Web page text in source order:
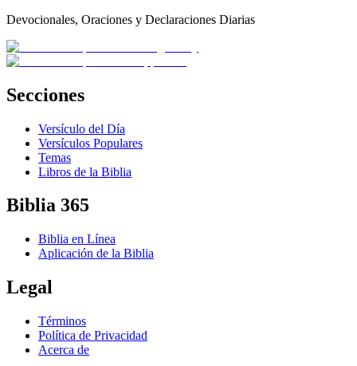
Devocionales, Oraciones y Declaraciones Diarias
Secciones
Versículo del Día
Versículos Populares
Temas
Libros de la Biblia
Biblia 365
Biblia en Línea
Aplicación de la Biblia
Legal
Términos
Política de Privacidad
Acerca de